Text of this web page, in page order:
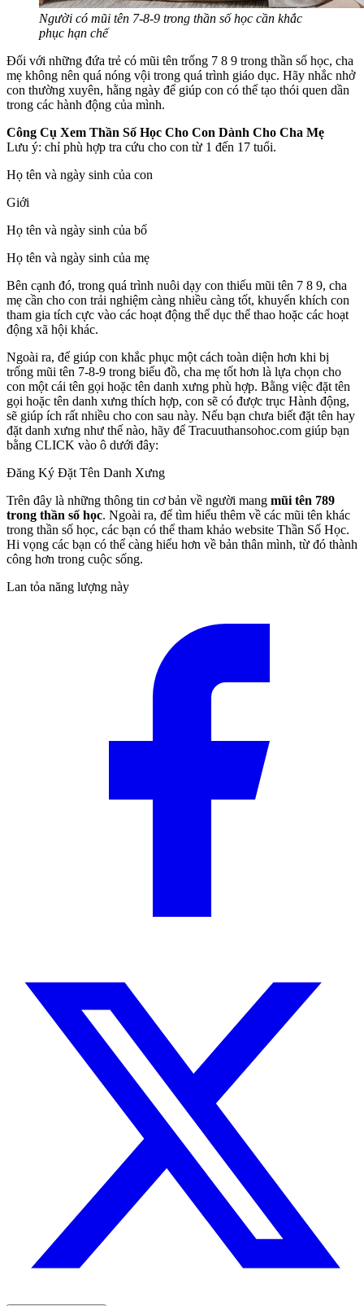
Người có mũi tên 7-8-9 trong thần số học cần khắc
phục hạn chế
Đối với những đứa trẻ có mũi tên trống 7 8 9 trong thần số học, cha
mẹ không nên quá nóng vội trong quá trình giáo dục. Hãy nhắc nhở
con thường xuyên, hằng ngày để giúp con có thể tạo thói quen dần
trong các hành động của mình.
Công Cụ Xem Thần Số Học Cho Con Dành Cho Cha Mẹ
Lưu ý: chỉ phù hợp tra cứu cho con từ 1 đến 17 tuổi.
Họ tên và ngày sinh của con
Giới
Họ tên và ngày sinh của bố
Họ tên và ngày sinh của mẹ
Bên cạnh đó, trong quá trình nuôi dạy con thiếu mũi tên 7 8 9, cha
mẹ cần cho con trải nghiệm càng nhiều càng tốt, khuyến khích con
tham gia tích cực vào các hoạt động thể dục thể thao hoặc các hoạt
động xã hội khác.
Ngoài ra, để giúp con khắc phục một cách toàn diện hơn khi bị
trống mũi tên 7-8-9 trong biểu đồ, cha mẹ tốt hơn là lựa chọn cho
con một cái tên gọi hoặc tên danh xưng phù hợp. Bằng việc đặt tên
gọi hoặc tên danh xưng thích hợp, con sẽ có được trục Hành động,
sẽ giúp ích rất nhiều cho con sau này. Nếu bạn chưa biết đặt tên hay
đặt danh xưng như thế nào, hãy để Tracuuthansohoc.com giúp bạn
bằng CLICK vào ô dưới đây:
Đăng Ký Đặt Tên Danh Xưng
Trên đây là những thông tin cơ bản về người mang mũi tên 789
trong thần số học. Ngoài ra, để tìm hiểu thêm về các mũi tên khác
trong thần số học, các bạn có thể tham khảo website Thần Số Học.
Hi vọng các bạn có thể càng hiểu hơn về bản thân mình, từ đó thành
công hơn trong cuộc sống.
Lan tỏa năng lượng này